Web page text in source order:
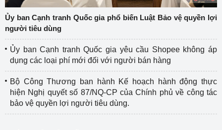
Ủy ban Cạnh tranh Quốc gia phổ biến Luật Bảo vệ quyền lợi
người tiêu dùng
Ủy ban Cạnh tranh Quốc gia yêu cầu Shopee không áp
dụng các loại phí mới đối với người bán hàng
Bộ Công Thương ban hành Kế hoạch hành động thực
hiện Nghị quyết số 87/NQ-CP của Chính phủ về công tác
bảo vệ quyền lợi người tiêu dùng.